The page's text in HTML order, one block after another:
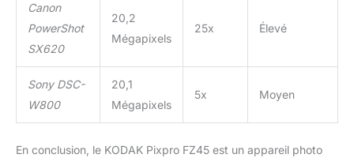
Canon
PowerShot
SX620
20,2
Mégapixels
25x Élevé
Sony DSC-
W800
20,1
Mégapixels
5x Moyen
En conclusion, le KODAK Pixpro FZ45 est un appareil photo